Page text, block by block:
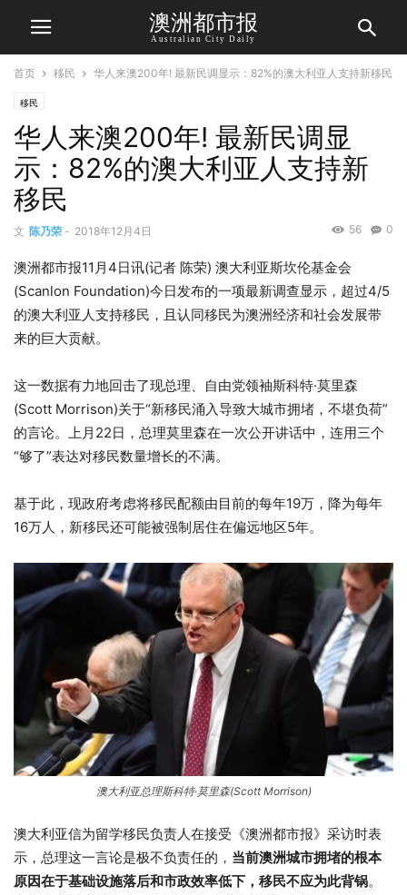
澳洲都市报
Australian City Daily
首页 移民 华人来澳200年! 最新民调显示：82%的澳大利亚人支持新移民
移民
华人来澳200年! 最新民调显
示：82%的澳大利亚人支持新
移民
文 陈乃荣 - 2018年12月4日 0
56
澳洲都市报11月4日讯(记者 陈荣) 澳大利亚斯坎伦基金会
(Scanlon Foundation)今日发布的一项最新调查显示，超过4/5
的澳大利亚人支持移民，且认同移民为澳洲经济和社会发展带
来的巨大贡献。
这一数据有力地回击了现总理、自由党领袖斯科特·莫里森
(Scott Morrison)关于“新移民涌入导致大城市拥堵，不堪负荷”
的言论。上月22日，总理莫里森在一次公开讲话中，连用三个
“够了”表达对移民数量增长的不满。
基于此，现政府考虑将移民配额由目前的每年19万，降为每年
16万人，新移民还可能被强制居住在偏远地区5年。
澳大利亚总理斯科特·莫里森(Scott Morrison)
澳大利亚信为留学移民负责人在接受《澳洲都市报》采访时表
示，总理这一言论是极不负责任的， 当前澳洲城市拥堵的根本
原因在于基础设施落后和市政效率低下，移民不应为此背锅。